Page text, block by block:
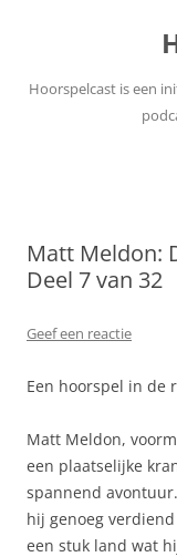
Hoorspelcast is een
Matt Meldon:
Deel 7 van 32
Geef een reactie
Een hoorspel in de
Matt Meldon,
een plaatselijke
spannend
hij genoeg
een stuk land wat